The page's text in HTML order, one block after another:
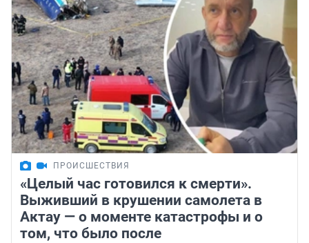
ПРОИСШЕСТВИЯ
«Целый час готовился к смерти».
Выживший в крушении самолета в
Актау — о моменте катастрофы и о
том, что было после